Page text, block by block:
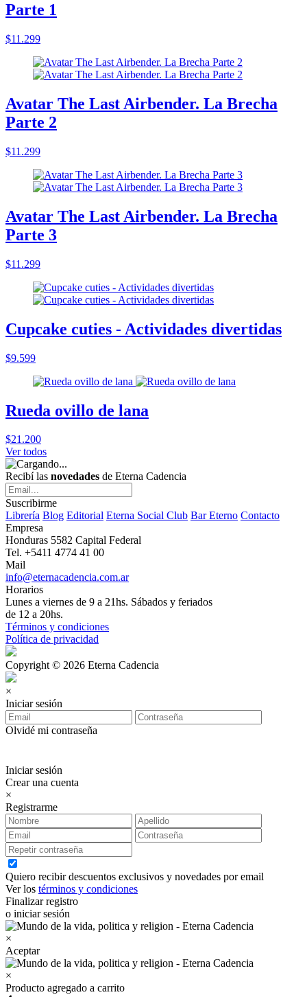
Parte 1
$11.299
Avatar The Last Airbender. La Brecha
Parte 2
$11.299
Avatar The Last Airbender. La Brecha
Parte 3
$11.299
Cupcake cuties - Actividades divertidas
$9.599
Rueda ovillo de lana
$21.200
Ver todos
Recibí las novedades de Eterna Cadencia
Suscribirme
Librería Blog Editorial Eterna Social Club Bar Eterno Contacto
Empresa
Honduras 5582 Capital Federal
Tel. +5411 4774 41 00
Mail
info@eternacadencia.com.ar
Horarios
Lunes a viernes de 9 a 21hs. Sábados y feriados
de 12 a 20hs.
Términos y condiciones
Política de privacidad
Copyright © 2026 Eterna Cadencia
×
Iniciar sesión
Olvidé mi contraseña
Iniciar sesión
Crear una cuenta
×
Registrarme
Quiero recibir descuentos exclusivos y novedades por email
Ver los términos y condiciones
Finalizar registro
o iniciar sesión
×
Aceptar
×
Producto agregado a carrito